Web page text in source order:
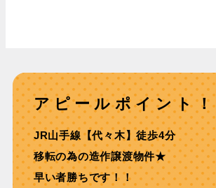
アピールポイント！
JR山手線【代々木】徒歩4分
移転の為の造作譲渡物件★
早い者勝ちです！！